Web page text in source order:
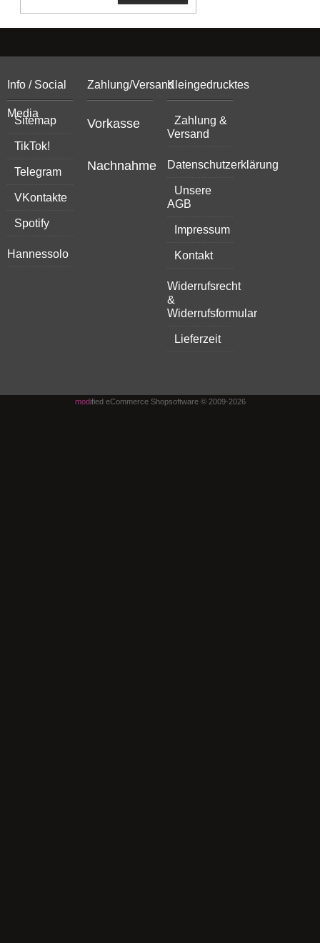
Info / Social
Media
Sitemap
TikTok!
Telegram
VKontakte
Spotify
Hannessolo
Zahlung/Versand
Vorkasse
Nachnahme
Kleingedrucktes
Zahlung &
Versand
Datenschutzerklärung
Unsere
AGB
Impressum
Kontakt
Widerrufsrecht
&
Widerrufsformular
Lieferzeit
modified eCommerce Shopsoftware © 2009-2026